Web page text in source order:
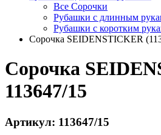
Все Сорочки
Рубашки с длинным
Рубашки с коротким
Сорочка SEIDENSTICKER
Сорочка
113647/15
Артикул: 113647/15